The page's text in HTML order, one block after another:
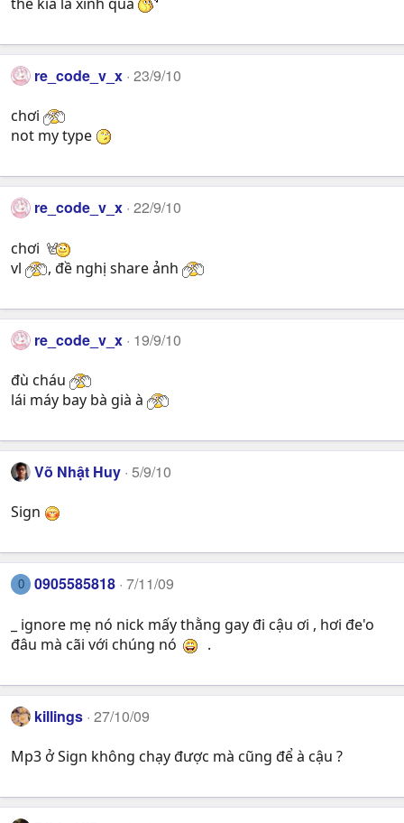
re_code_v_x 23/9/10
chơi
not my type
re_code_v_x 22/9/10
chơi
vl
, đề nghị share ảnh
re_code_v_x 19/9/10
đù cháu
lái máy bay bà già à
Võ Nhật Huy 5/9/10
Sign
0 0905585818 7/11/09
_ ignore mẹ nó nick mấy thằng gay đi cậu ơi , hơi đe'o
đâu mà cãi với chúng nó
.
killings 27/10/09
Mp3 ở Sign không chạy được mà cũng để à cậu ?